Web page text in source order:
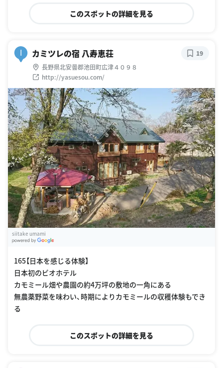
このスポットの詳細を見る
I カミツレの宿 八寿恵荘
長野県北安曇郡池田町広津４０９８
http://yasuesou.com/
19
siitake umami
165【日本を感じる体験】
日本初のビオホテル
カモミール畑や農園の約4万坪の敷地の一角にある
無農薬野菜を味わい、時期によりカモミールの収穫体験もでき
る
このスポットの詳細を見る